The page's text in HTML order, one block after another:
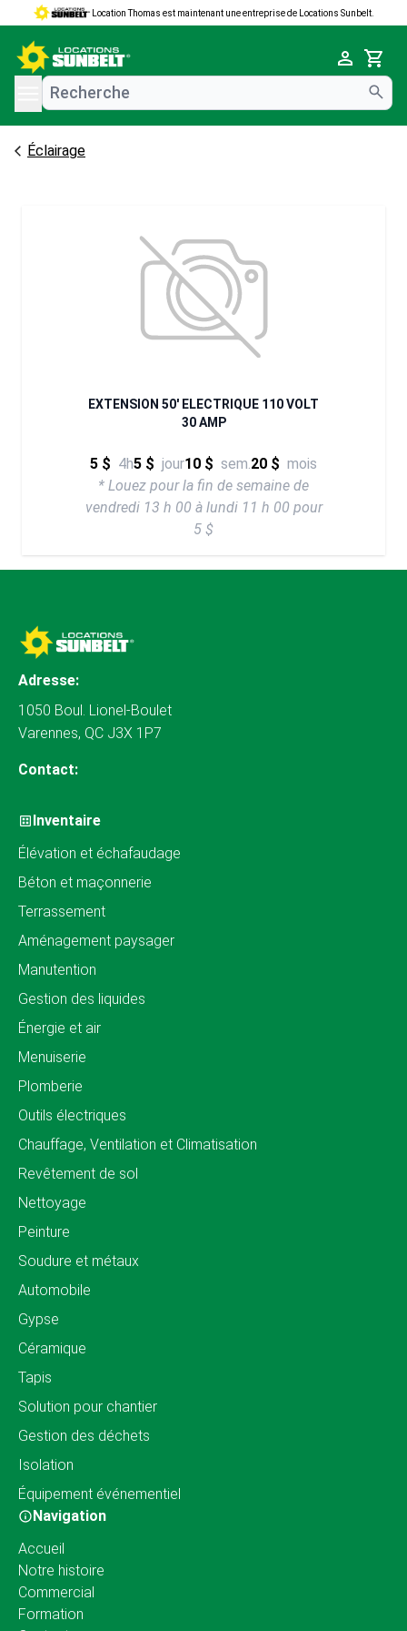
Location Thomas est maintenant une entreprise de Locations Sunbelt.
Cart
menu
Éclairage
EXTENSION 50' ELECTRIQUE 110 VOLT
30 AMP
5 $ 4h5 $ jour10 $ sem.20 $ mois
* Louez pour la fin de semaine de
vendredi 13 h 00 à lundi 11 h 00 pour
5 $
Adresse:
1050 Boul. Lionel-Boulet
Varennes, QC J3X 1P7
Contact:
Inventaire
Élévation et échafaudage
Béton et maçonnerie
Terrassement
Aménagement paysager
Manutention
Gestion des liquides
Énergie et air
Menuiserie
Plomberie
Outils électriques
Chauffage, Ventilation et Climatisation
Revêtement de sol
Nettoyage
Peinture
Soudure et métaux
Automobile
Gypse
Céramique
Tapis
Solution pour chantier
Gestion des déchets
Isolation
Équipement événementiel
Navigation
Accueil
Notre histoire
Commercial
Formation